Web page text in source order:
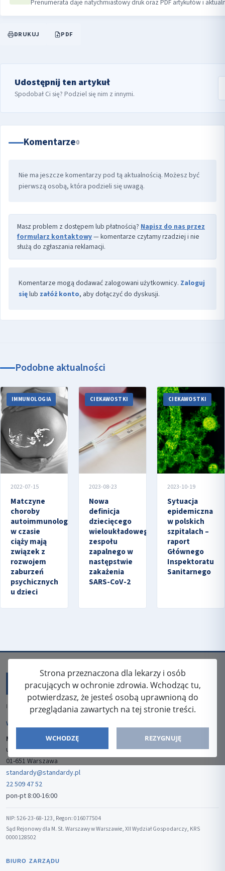
Prenumerata daje natychmiastowy druk oraz PDF artykułów i
DRUKUJ PDF
Udostępnij ten artykuł
Spodobał Ci się? Podziel się nim z innymi.
Komentarze0
Nie ma jeszcze komentarzy pod tą aktualnością. Możesz być
pierwszą osobą, która podzieli się uwagą.
Masz problem z dostępem lub płatnością? Napisz do nas przez
formularz kontaktowy— komentarze czytamy rzadziej i nie
służą do zgłaszania reklamacji.
Komentarze mogą dodawać zalogowani użytkownicy. Zaloguj
sięlub załóż konto, aby dołączyć do dyskusji.
Podobne aktualności
IMMUNOLOGIA
2022-07-15
Matczyne
choroby
autoimmunologiczne
w czasie
ciąży mają
związek z
rozwojem
zaburzeń
psychicznych
u dzieci
CIEKAWOSTKI
2023-08-23
Nowa
definicja
dziecięcego
wieloukładowego
zespołu
zapalnego w
następstwie
zakażenia
SARS-CoV-2
CIEKAWOSTKI
2023-10-19
Sytuacja
epidemiczna
w polskich
szpitalach –
raport
Głównego
Inspektoratu
Sanitarnego
Strona przeznaczona dla lekarzy i osób
pracujących w ochronie zdrowia. Wchodząc tu,
potwierdzasz, że jesteś osobą uprawnioną do
przeglądania zawartych na tej stronie treści.
WCHODZĘ REZYGNUJĘ
ISSN: 2080-5438
WYDAWCA
Media-Press Sp. z o.o.
ul. Gwiaździsta 7B/8
01-651 Warszawa
standardy@standardy.pl
22 509 47 52
pon-pt 8:00-16:00
NIP: 526-23-68-123, Regon: 016077504
Sąd Rejonowy dla M. St. Warszawy w Warszawie, XII Wydział Gospodarczy, KRS
0000128502
BIURO ZARZĄDU